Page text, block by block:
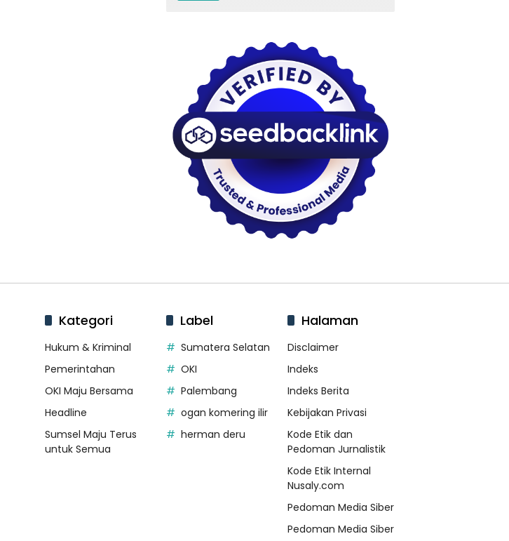
Kategori
Hukum & Kriminal
Pemerintahan
OKI Maju Bersama
Headline
Sumsel Maju Terus
untuk Semua
Label
Sumatera Selatan
OKI
Palembang
ogan komering ilir
herman deru
Halaman
Disclaimer
Indeks
Indeks Berita
Kebijakan Privasi
Kode Etik dan
Pedoman Jurnalistik
Kode Etik Internal
Nusaly.com
Pedoman Media Siber
Pedoman Media Siber